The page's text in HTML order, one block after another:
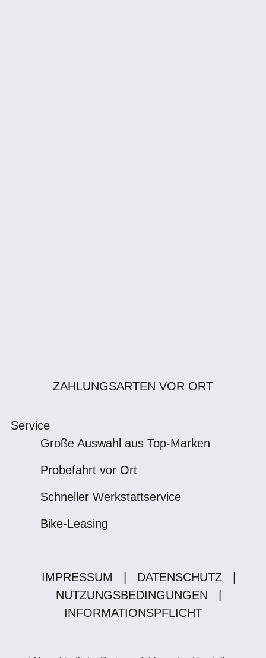
ZAHLUNGSARTEN VOR ORT
Service
Große Auswahl aus Top-Marken
Probefahrt vor Ort
Schneller Werkstattservice
Bike-Leasing
IMPRESSUM DATENSCHUTZ
NUTZUNGSBEDINGUNGEN
INFORMATIONSPFLICHT